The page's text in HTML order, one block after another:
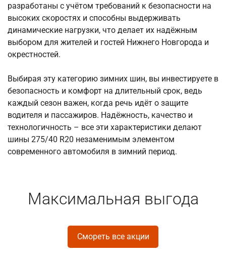
разработаны с учётом требований к безопасности на
высоких скоростях и способны выдерживать
динамические нагрузки, что делает их надёжным
выбором для жителей и гостей Нижнего Новгорода и
окрестностей.
Выбирая эту категорию зимних шин, вы инвестируете в
безопасность и комфорт на длительный срок, ведь
каждый сезон важен, когда речь идёт о защите
водителя и пассажиров. Надёжность, качество и
технологичность – все эти характеристики делают
шины 275/40 R20 незаменимым элементом
современного автомобиля в зимний период.
Максимальная выгода
Смореть все акции